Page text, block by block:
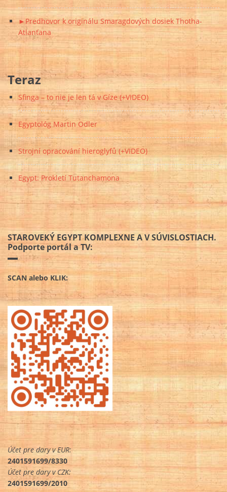
►Predhovor k originálu Smaragdových dosiek Thotha-
Atlanťana
Teraz
Sfinga – to nie je len tá v Gíze (+VIDEO)
Egyptológ Martin Odler
Strojní opracování hieroglyfů (+VIDEO)
Egypt: Prokletí Tutanchamona
STAROVEKÝ EGYPT KOMPLEXNE A V SÚVISLOSTIACH.
Podporte portál a TV:
SCAN alebo KLIK:
Účet pre dary v EUR:
2401591699/8330
Účet pre dary v CZK:
2401591699/2010